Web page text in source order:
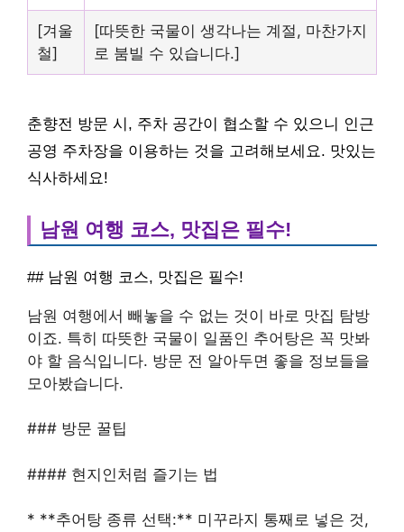
[겨울
철]
[따뜻한 국물이 생각나는 계절, 마찬가지
로 붐빌 수 있습니다.]
춘향전 방문 시, 주차 공간이 협소할 수 있으니 인근
공영 주차장을 이용하는 것을 고려해보세요. 맛있는
식사하세요!
남원 여행 코스, 맛집은 필수!
## 남원 여행 코스, 맛집은 필수!
남원 여행에서 빼놓을 수 없는 것이 바로 맛집 탐방
이죠. 특히 따뜻한 국물이 일품인 추어탕은 꼭 맛봐
야 할 음식입니다. 방문 전 알아두면 좋을 정보들을
모아봤습니다.
### 방문 꿀팁
#### 현지인처럼 즐기는 법
* **추어탕 종류 선택:** 미꾸라지 통째로 넣은 것,